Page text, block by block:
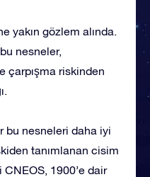
yakın gözlem alında.
nesneler,
çarpışma riskinden
bu nesneleri daha iyi
tanımlanan cisim
CNEOS, 1900’e dair